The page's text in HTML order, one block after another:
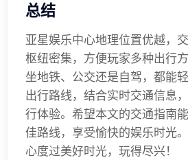
总结
亚星娱乐中心地理位置优越，
枢纽密集，方便玩家多种出行
坐地铁、公交还是自驾，都能
出行路线，结合实时交通信息
行体验。希望本文的交通指南
佳路线，享受愉快的娱乐时光
心度过美好时光，玩得尽兴！